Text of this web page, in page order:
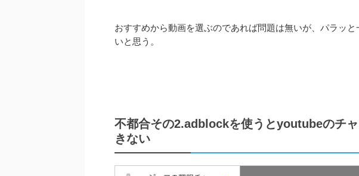
おすすめから動画を選ぶのであれば問題は無いが、パラッ
いと思う。
不都合その2.adblockを使うとyoutubeのチ
きない